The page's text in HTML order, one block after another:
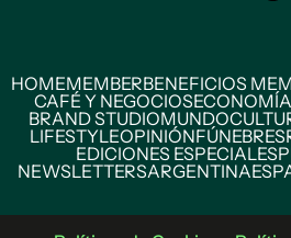
HOMEMEMBERBENEFICIOS
CAFÉ Y NEGOCIOS
BRAND STUDIOMUNDO
LIFESTYLEOPINIÓNFÚNEBRES
EDICIONES ESPECIALES
NEWSLETTERSARGENTINA